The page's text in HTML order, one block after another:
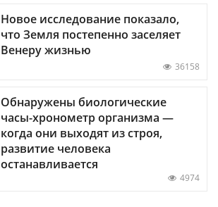
Новое исследование показало,
что Земля постепенно заселяет
Венеру жизнью
36158
Обнаружены биологические
часы-хронометр организма —
когда они выходят из строя,
развитие человека
останавливается
4974